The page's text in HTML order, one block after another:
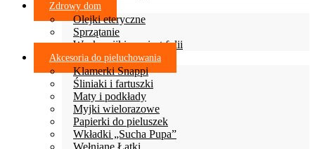
Zdrowy dom
Olejki eteryczne
Sprzątanie
Woskowijki zamiast folii
Akcesoria do pieluchowania
Klamerki Snappi
Śliniaki i fartuszki
Maty i podkłady
Myjki wielorazowe
Papierki do pieluszek
Wkładki „Sucha Pupa”